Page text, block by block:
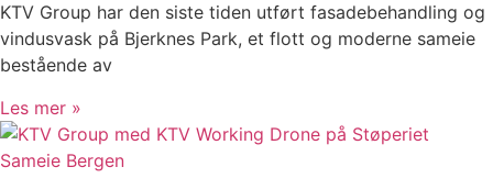
KTV Group har den siste tiden utført fasadebehandling og
vindusvask på Bjerknes Park, et flott og moderne sameie
bestående av
Les mer »